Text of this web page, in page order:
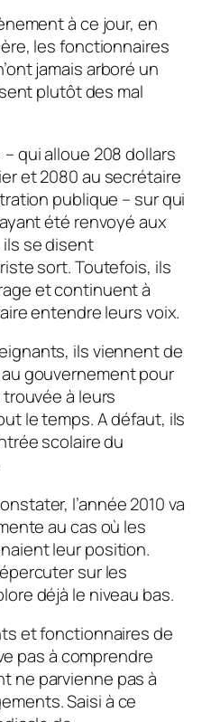
à ce jour, en
les fonctionnaires
jamais arboré un
plutôt des mal
– qui alloue 208 dollars
et 2080 au secrétaire
publique – sur qui
été renvoyé aux
se disent
sort. Toutefois, ils
et continuent à
entendre leurs voix.
ils viennent de
gouvernement pour
à leurs
le temps. A défaut, ils
scolaire du
l’année 2010 va
au cas où les
leur position.
sur les
déjà le niveau bas.
et fonctionnaires de
pas à comprendre
ne parvienne pas à
Saisi à ce